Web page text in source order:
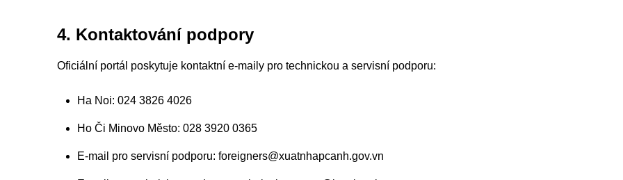
4. Kontaktování podpory
Oficiální portál poskytuje kontaktní e-maily pro technickou a servisní podporu:
Ha Noi: 024 3826 4026
Ho Či Minovo Město: 028 3920 0365
E-mail pro servisní podporu: foreigners@xuatnhapcanh.gov.vn